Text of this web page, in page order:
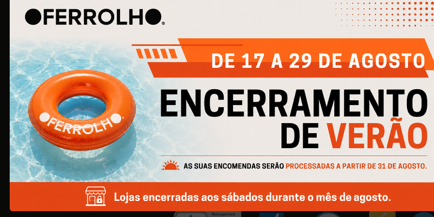
O Ferrolho iniciou a sua atividade em 1990. O que
começou por ser uma simples empresa de
ferragens para construção civil, é agora uma
empresa de referência na área de Ferragens
para Mobiliário e Arquitetura.
Quem Somos
Produtos
Catálogos
AJUDA
Política de Privacidade
Política de Cookies
Cofinanciado por: